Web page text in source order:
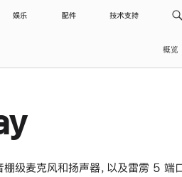
娱乐 配件 技术支持
概览
麦克风和扬声器，以及雷雳 5 端口